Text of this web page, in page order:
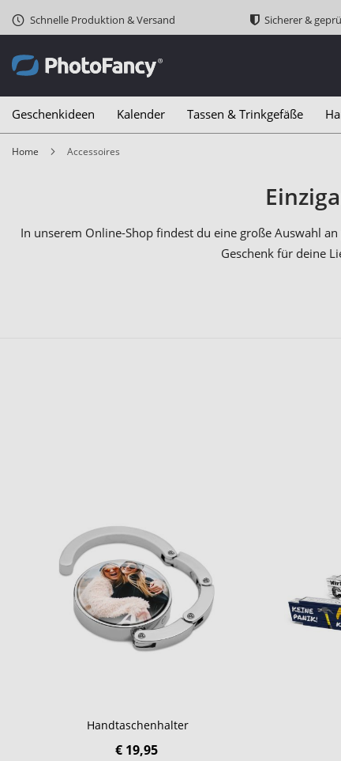
Schnelle Produktion & Versand Sicherer &
Geschenkideen Kalender Tassen & Trinkgefäße
Home Accessoires
In unserem Online-Shop findest du eine große Auswahl
Geschenk für deine
Handtaschenhalter
€ 19,95